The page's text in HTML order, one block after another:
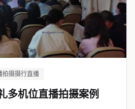
拍摄摄行直播
多机位直播拍摄案例